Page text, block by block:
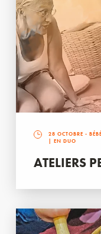
28 OCTOBRE -
| EN DUO
ATELIERS